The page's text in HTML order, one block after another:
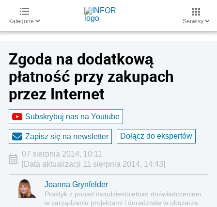
Kategorie Serwisy
Zgoda na dodatkową
płatność przy zakupach
przez Internet
Subskrybuj nas na Youtube
Zapisz się na newsletter Dołącz do ekspertów
07 sierpnia 2014, 10:11
[Data aktualizacji 11 sierpnia 2014, 14:43]
Joanna Grynfelder
Praktyk z ponad dwudziestoletnim doświadczeniem
w zarządzaniu projektami i doradztwie w obszarze